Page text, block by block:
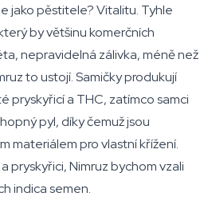
jako pěstitele? Vitalitu. Tyhle
by většinu komerčních
nepravidelná zálivka, méně než
to ustojí. Samičky produkují
pryskyřicí a THC, zatímco samci
pyl, díky čemuž jsou
materiálem pro vlastní křížení.
pryskyřici, Nimruz bychom vzali
indica semen.